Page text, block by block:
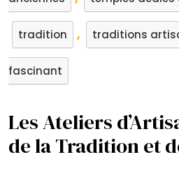
tradition , traditions
fascinant
Les Ateliers
de la Tradition et